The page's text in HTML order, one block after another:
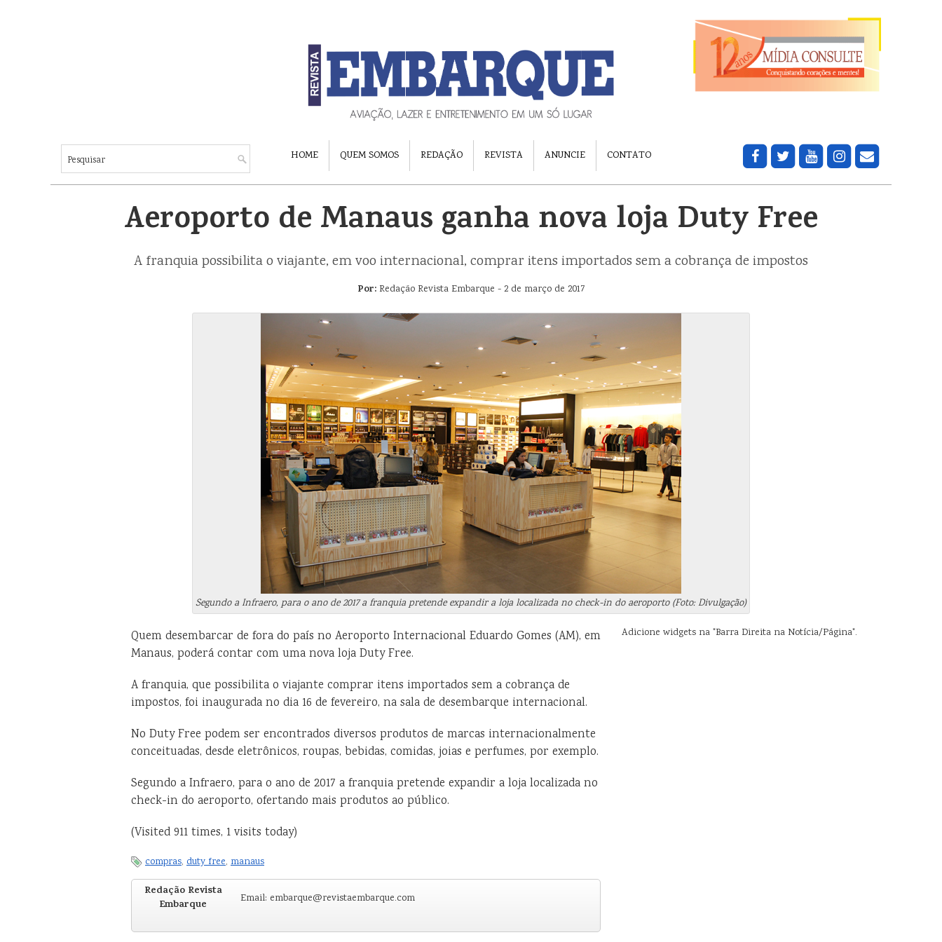
HOME QUEM SOMOS REDAÇÃO REVISTA ANUNCIE CONTATO
Aeroporto de Manaus ganha nova loja Duty Free
A franquia possibilita o viajante, em voo internacional, comprar itens importados sem a cobrança de impostos
Por:Redação Revista Embarque - 2 de março de 2017
Segundo a Infraero, para o ano de 2017 a franquia pretende expandir a loja localizada no check-in do aeroporto (Foto: Divulgação)
Quem desembarcar de fora do país no Aeroporto Internacional Eduardo Gomes (AM), em
Manaus, poderá contar com uma nova loja Duty Free.
A franquia, que possibilita o viajante comprar itens importados sem a cobrança de
impostos, foi inaugurada no dia 16 de fevereiro, na sala de desembarque internacional.
No Duty Free podem ser encontrados diversos produtos de marcas internacionalmente
conceituadas, desde eletrônicos, roupas, bebidas, comidas, joias e perfumes, por exemplo.
Segundo a Infraero, para o ano de 2017 a franquia pretende expandir a loja localizada no
check-in do aeroporto, ofertando mais produtos ao público.
(Visited 911 times, 1 visits today)
compras, duty free, manaus
Redação Revista
Embarque
Email: embarque@revistaembarque.com
Adicione widgets na "Barra Direita na Notícia/Página".